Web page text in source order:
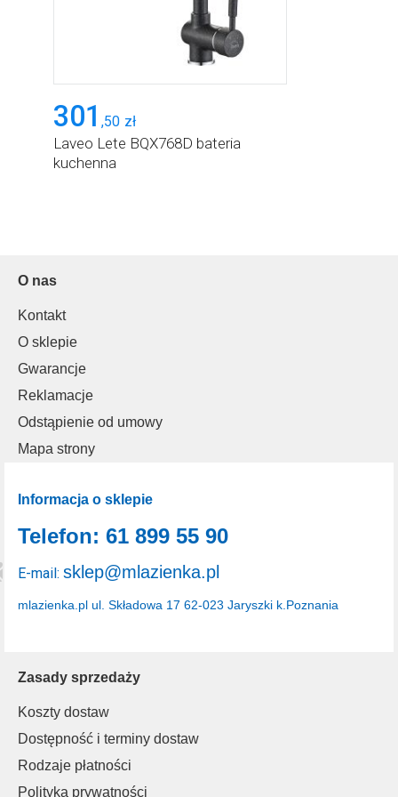
301 ,50 zł
Laveo Lete BQX768D bateria
kuchenna
O nas
Kontakt
O sklepie
Gwarancje
Reklamacje
Odstąpienie od umowy
Mapa strony
Zasady sprzedaży
Koszty dostaw
Dostępność i terminy dostaw
Rodzaje płatności
Polityka prywatności
Informacja o sklepie
mlazienka.pl ul. Składowa 17 62-023 Jaryszki k.Poznania
Telefon: 61 899 55 90
E-mail: sklep@mlazienka.pl